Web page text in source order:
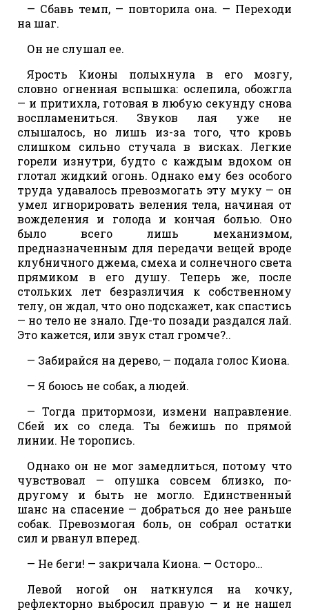
— Сбавь темп, — повторила она. — Переходи
на шаг.
Он не слушал ее.
Ярость Кионы полыхнула в его мозгу,
словно огненная вспышка: ослепила, обожгла
— и притихла, готовая в любую секунду снова
воспламениться. Звуков лая уже не
слышалось, но лишь из-за того, что кровь
слишком сильно стучала в висках. Легкие
горели изнутри, будто с каждым вдохом он
глотал жидкий огонь. Однако ему без особого
труда удавалось превозмогать эту муку — он
умел игнорировать веления тела, начиная от
вожделения и голода и кончая болью. Оно
было всего лишь механизмом,
предназначенным для передачи вещей вроде
клубничного джема, смеха и солнечного света
прямиком в его душу. Теперь же, после
стольких лет безразличия к собственному
телу, он ждал, что оно подскажет, как спастись
— но тело не знало. Где-то позади раздался лай.
Это кажется, или звук стал громче?..
— Забирайся на дерево, — подала голос Киона.
— Я боюсь не собак, а людей.
— Тогда притормози, измени направление.
Сбей их со следа. Ты бежишь по прямой
линии. Не торопись.
Однако он не мог замедлиться, потому что
чувствовал — опушка совсем близко, по-
другому и быть не могло. Единственный
шанс на спасение — добраться до нее раньше
собак. Превозмогая боль, он собрал остатки
сил и рванул вперед.
— Не беги! — закричала Киона. — Осторо…
Левой ногой он наткнулся на кочку,
рефлекторно выбросил правую — и не нашел